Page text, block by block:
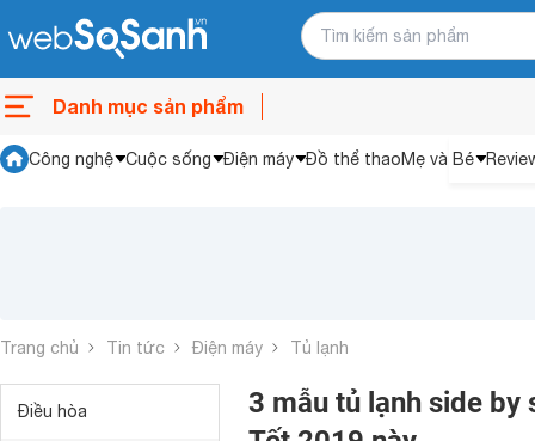
Danh mục sản phẩm
Công nghệ Cuộc sống Điện máy Đồ thể thaoMẹ và Bé
Trang chủ Tin tức Điện máy Tủ lạnh
Điều hòa
3 mẫu tủ lạnh side by